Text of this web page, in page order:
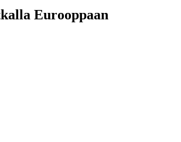
Eurooppaan